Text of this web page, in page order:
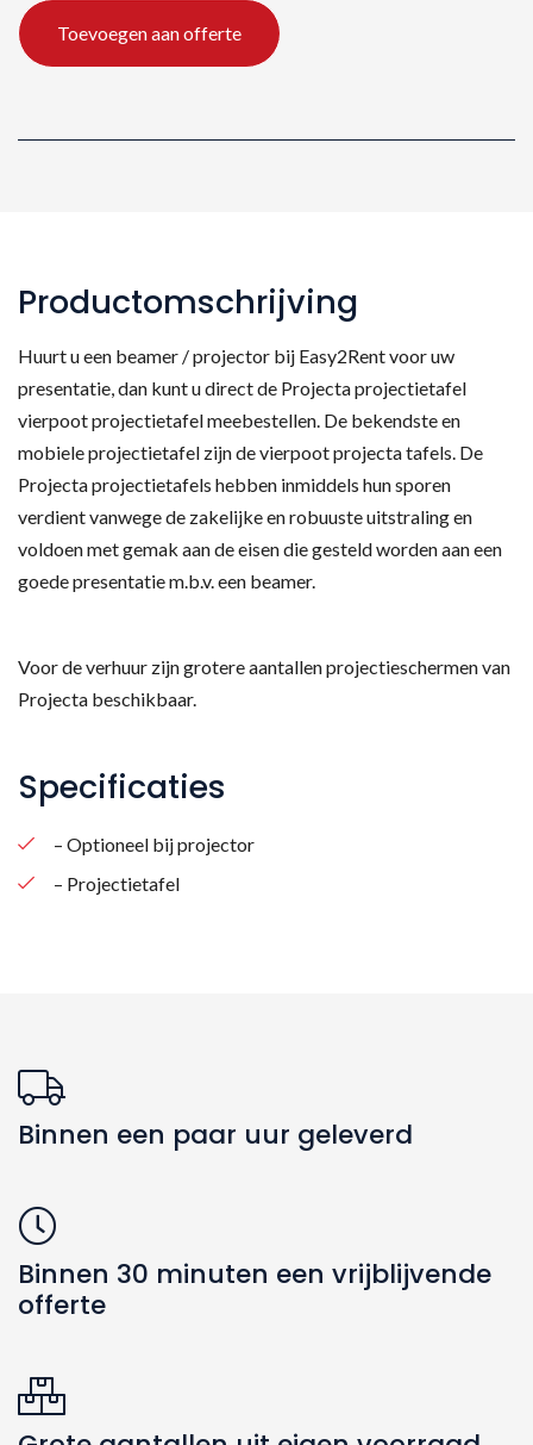
aantal
Toevoegen aan offerte
Productomschrijving
Huurt u een beamer / projector bij Easy2Rent voor uw
presentatie, dan kunt u direct de Projecta projectietafel
vierpoot projectietafel meebestellen. De bekendste en
mobiele projectietafel zijn de vierpoot projecta tafels. De
Projecta projectietafels hebben inmiddels hun sporen
verdient vanwege de zakelijke en robuuste uitstraling en
voldoen met gemak aan de eisen die gesteld worden aan een
goede presentatie m.b.v. een beamer.
Voor de verhuur zijn grotere aantallen projectieschermen van
Projecta beschikbaar.
Specificaties
– Optioneel bij projector
– Projectietafel
Binnen een paar uur geleverd
Binnen 30 minuten een vrijblijvende
offerte